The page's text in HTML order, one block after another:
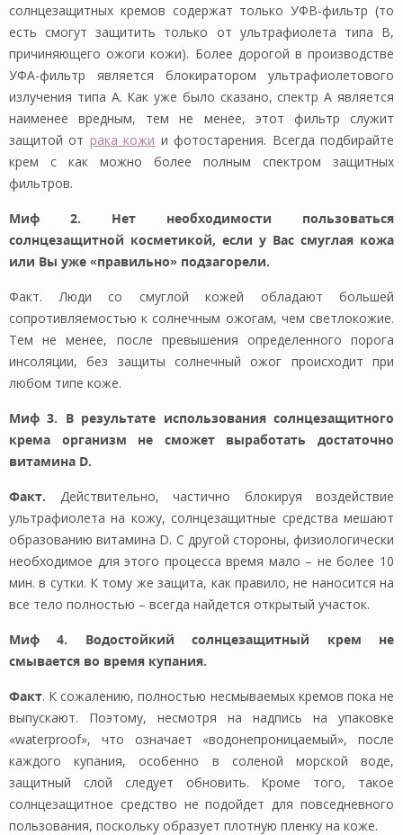
солнцезащитных кремов содержат только УФВ-фильтр (то
есть смогут защитить только от ультрафиолета типа В,
причиняющего ожоги кожи). Более дорогой в производстве
УФА-фильтр является блокиратором ультрафиолетового
излучения типа А. Как уже было сказано, спектр А является
наименее вредным, тем не менее, этот фильтр служит
защитой от рака кожи и фотостарения. Всегда подбирайте
крем с как можно более полным спектром защитных
фильтров.
Миф 2. Нет необходимости пользоваться
солнцезащитной косметикой, если у Вас смуглая кожа
или Вы уже «правильно» подзагорели.
Факт. Люди со смуглой кожей обладают большей
сопротивляемостью к солнечным ожогам, чем светлокожие.
Тем не менее, после превышения определенного порога
инсоляции, без защиты солнечный ожог происходит при
любом типе коже.
Миф 3. В результате использования солнцезащитного
крема организм не сможет выработать достаточно
витамина D.
Факт. Действительно, частично блокируя воздействие
ультрафиолета на кожу, солнцезащитные средства мешают
образованию витамина D. С другой стороны, физиологически
необходимое для этого процесса время мало – не более 10
мин. в сутки. К тому же защита, как правило, не наносится на
все тело полностью – всегда найдется открытый участок.
Миф 4. Водостойкий солнцезащитный крем не
смывается во время купания.
Факт. К сожалению, полностью несмываемых кремов пока не
выпускают. Поэтому, несмотря на надпись на упаковке
«waterproof», что означает «водонепроницаемый», после
каждого купания, особенно в соленой морской воде,
защитный слой следует обновить. Кроме того, такое
солнцезащитное средство не подойдет для повседневного
пользования, поскольку образует плотную пленку на коже.